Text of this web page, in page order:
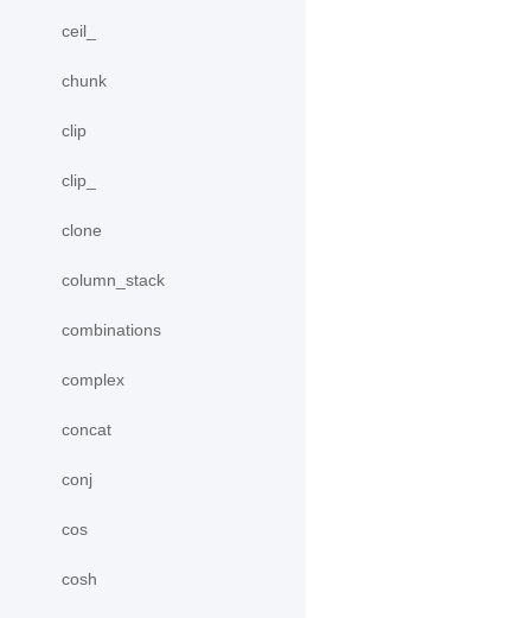
ceil_
chunk
clip
clip_
clone
column_stack
combinations
complex
concat
conj
cos
cosh